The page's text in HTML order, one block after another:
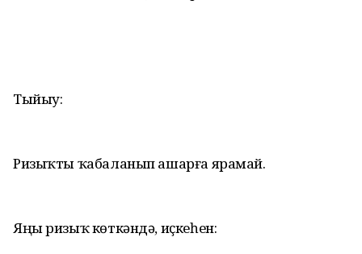
Тыйыу:
Ризыҡты ҡабаланып ашарға ярамай.
Яңы ризыҡ көткәндә, иҫкеһен: